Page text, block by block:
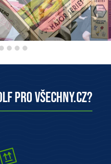
pro všechny.cz?